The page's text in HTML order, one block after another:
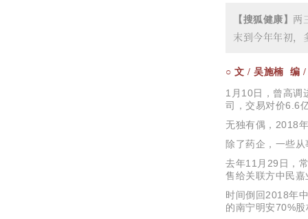
【搜狐健康】 两
末到今年年初，
○ 文 / 吴施楠 编 /
1月10日，曾高调
司，交易对价6.6
无独有偶，2018
除了药企，一些
去年11月29日，
售给关联方中民
时间倒回2018年
的南宁明安70%